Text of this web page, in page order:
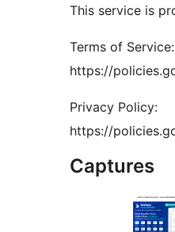
This service is
Terms of Service:
https://
Privacy Policy:
https://
Captures